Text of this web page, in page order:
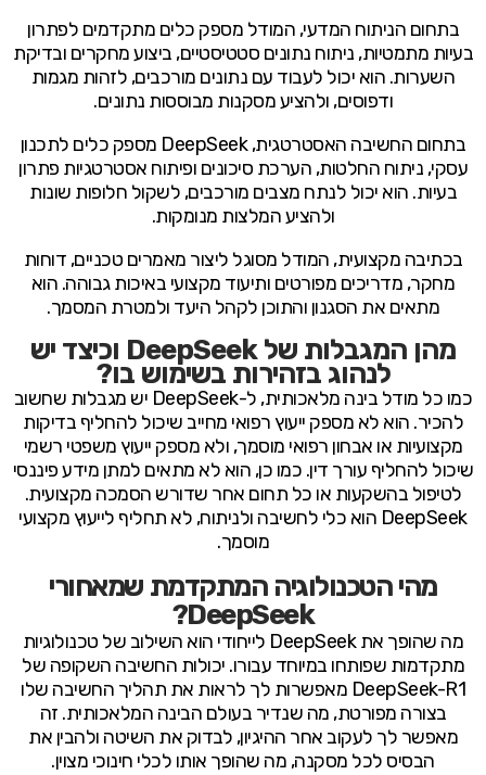
בתחום הניתוח המדעי, המודל מספק כלים מתקדמים לפתרון
בעיות מתמטיות, ניתוח נתונים סטטיסטיים, ביצוע מחקרים ובדיקת
השערות. הוא יכול לעבוד עם נתונים מורכבים, לזהות מגמות
ודפוסים, ולהציע מסקנות מבוססות נתונים.
בתחום החשיבה האסטרטגית, DeepSeek מספק כלים לתכנון
עסקי, ניתוח החלטות, הערכת סיכונים ופיתוח אסטרטגיות פתרון
בעיות. הוא יכול לנתח מצבים מורכבים, לשקול חלופות שונות
ולהציע המלצות מנומקות.
בכתיבה מקצועית, המודל מסוגל ליצור מאמרים טכניים, דוחות
מחקר, מדריכים מפורטים ותיעוד מקצועי באיכות גבוהה. הוא
מתאים את הסגנון והתוכן לקהל היעד ולמטרת המסמך.
מהן המגבלות של DeepSeek וכיצד יש
לנהוג בזהירות בשימוש בו?
כמו כל מודל בינה מלאכותית, ל-DeepSeek יש מגבלות שחשוב
להכיר. הוא לא מספק ייעוץ רפואי מחייב שיכול להחליף בדיקות
מקצועיות או אבחון רפואי מוסמך, ולא מספק ייעוץ משפטי רשמי
שיכול להחליף עורך דין. כמו כן, הוא לא מתאים למתן מידע פיננסי
לטיפול בהשקעות או כל תחום אחר שדורש הסמכה מקצועית.
DeepSeek הוא כלי לחשיבה ולניתוח, לא תחליף לייעוץ מקצועי
מוסמך.
מהי הטכנולוגיה המתקדמת שמאחורי
DeepSeek?
מה שהופך את DeepSeek לייחודי הוא השילוב של טכנולוגיות
מתקדמות שפותחו במיוחד עבורו. יכולות החשיבה השקופה של
DeepSeek-R1 מאפשרות לך לראות את תהליך החשיבה שלו
בצורה מפורטת, מה שנדיר בעולם הבינה המלאכותית. זה
מאפשר לך לעקוב אחר ההיגיון, לבדוק את השיטה ולהבין את
הבסיס לכל מסקנה, מה שהופך אותו לכלי חינוכי מצוין.